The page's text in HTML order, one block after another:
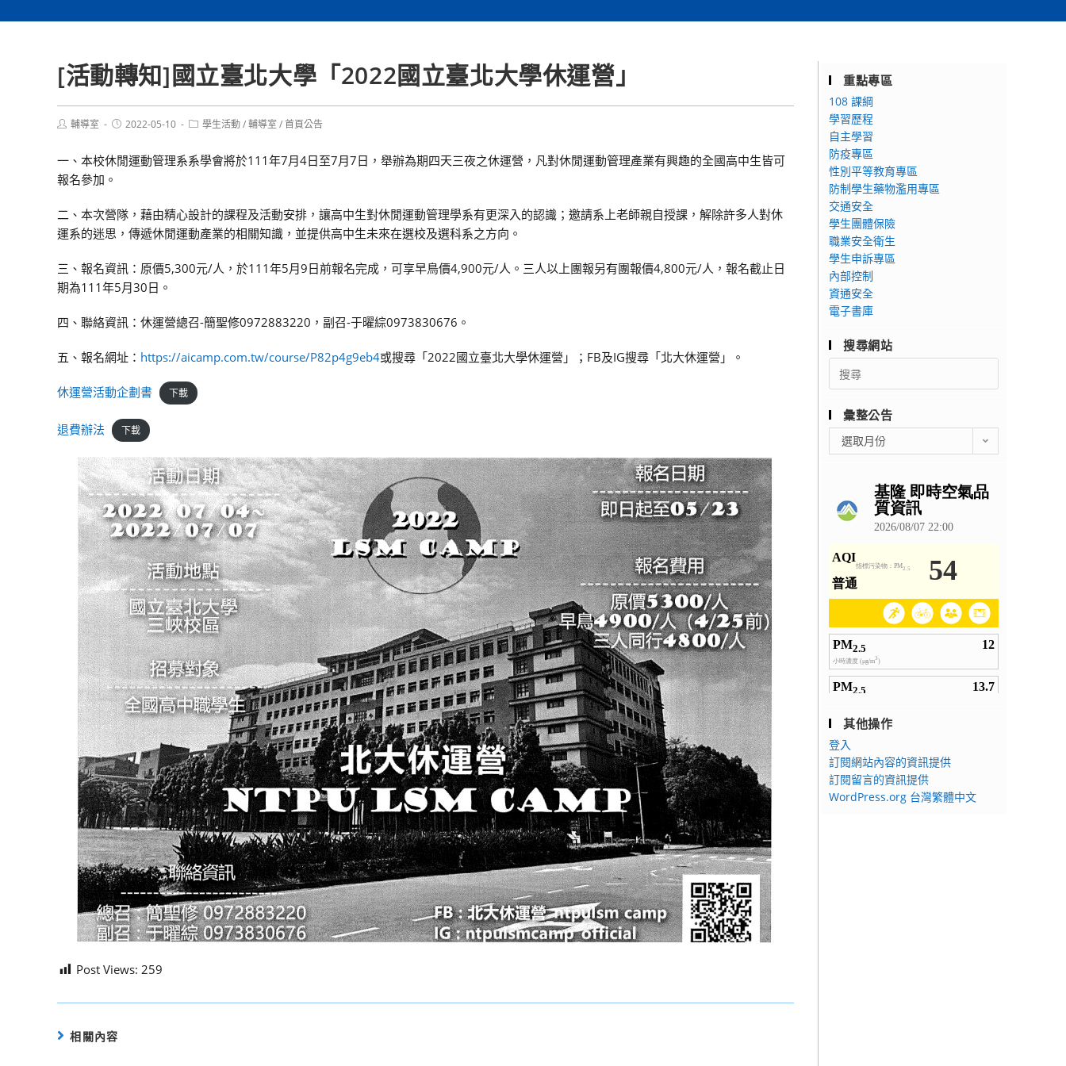
[活動轉知]國立臺北大學「2022國立臺北大學休運營」
Post輔導室
Post2022-05-10
Post學生活動/輔導室 /首頁公告
一、本校休閒運動管理系系學會將於111年7月4日至7月7日，舉辦為期四天三夜之休運營，凡對休閒運動管理產業有興趣的全國高中生皆可
報名參加。
二、本次營隊，藉由精心設計的課程及活動安排，讓高中生對休閒運動管理學系有更深入的認識；邀請系上老師親自授課，解除許多人對休
運系的迷思，傳遞休閒運動產業的相關知識，並提供高中生未來在選校及選科系之方向。
三、報名資訊：原價5,300元/人，於111年5月9日前報名完成，可享早鳥價4,900元/人。三人以上團報另有團報價4,800元/人，報名截止日
期為111年5月30日。
四、聯絡資訊：休運營總召-簡聖修0972883220，副召-于曜綜0973830676。
五、報名網址： https://aicamp.com.tw/course/P82p4g9eb4或搜尋「2022國立臺北大學休運營」；FB及IG搜尋「北大休運營」。
休運營活動企劃書 下載
退費辦法 下載
Post Views: 259
相關內容
重點專區
108 課綱
學習歷程
自主學習
防疫專區
性別平等教育專區
防制學生藥物濫用專區
交通安全
學生團體保險
職業安全衛生
學生申訴專區
內部控制
資通安全
電子書庫
搜尋網站
Search
for:
彙整公告
整
選取月份
其他操作
登入
訂閱網站內容的資訊提供
訂閱留言的資訊提供
WordPress.org 台灣繁體中文